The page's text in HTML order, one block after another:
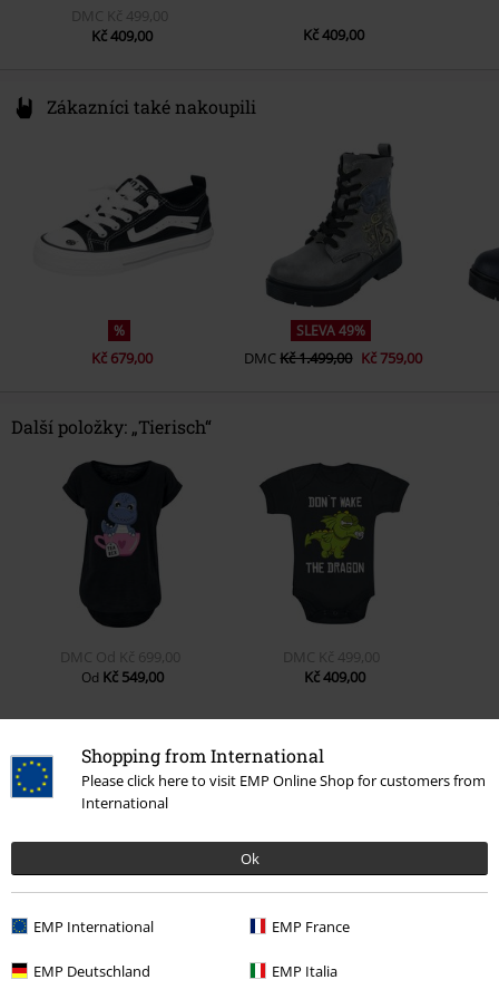
Shopping from International
Please click here to visit EMP Online Shop for customers from
International
Ok
EMP International EMP France
EMP Deutschland EMP Italia
DMC Kč 499,00
Kč 409,00
Kč 409,00
Zákazníci také nakoupili
%
Kč 679,00
SLEVA 49%
DMCKč 1.499,00 Kč 759,00
Další položky: „Tierisch“
DMC Od Kč 699,00
Od Kč 549,00
DMC Kč 499,00
Kč 409,00
0 Hodnocení